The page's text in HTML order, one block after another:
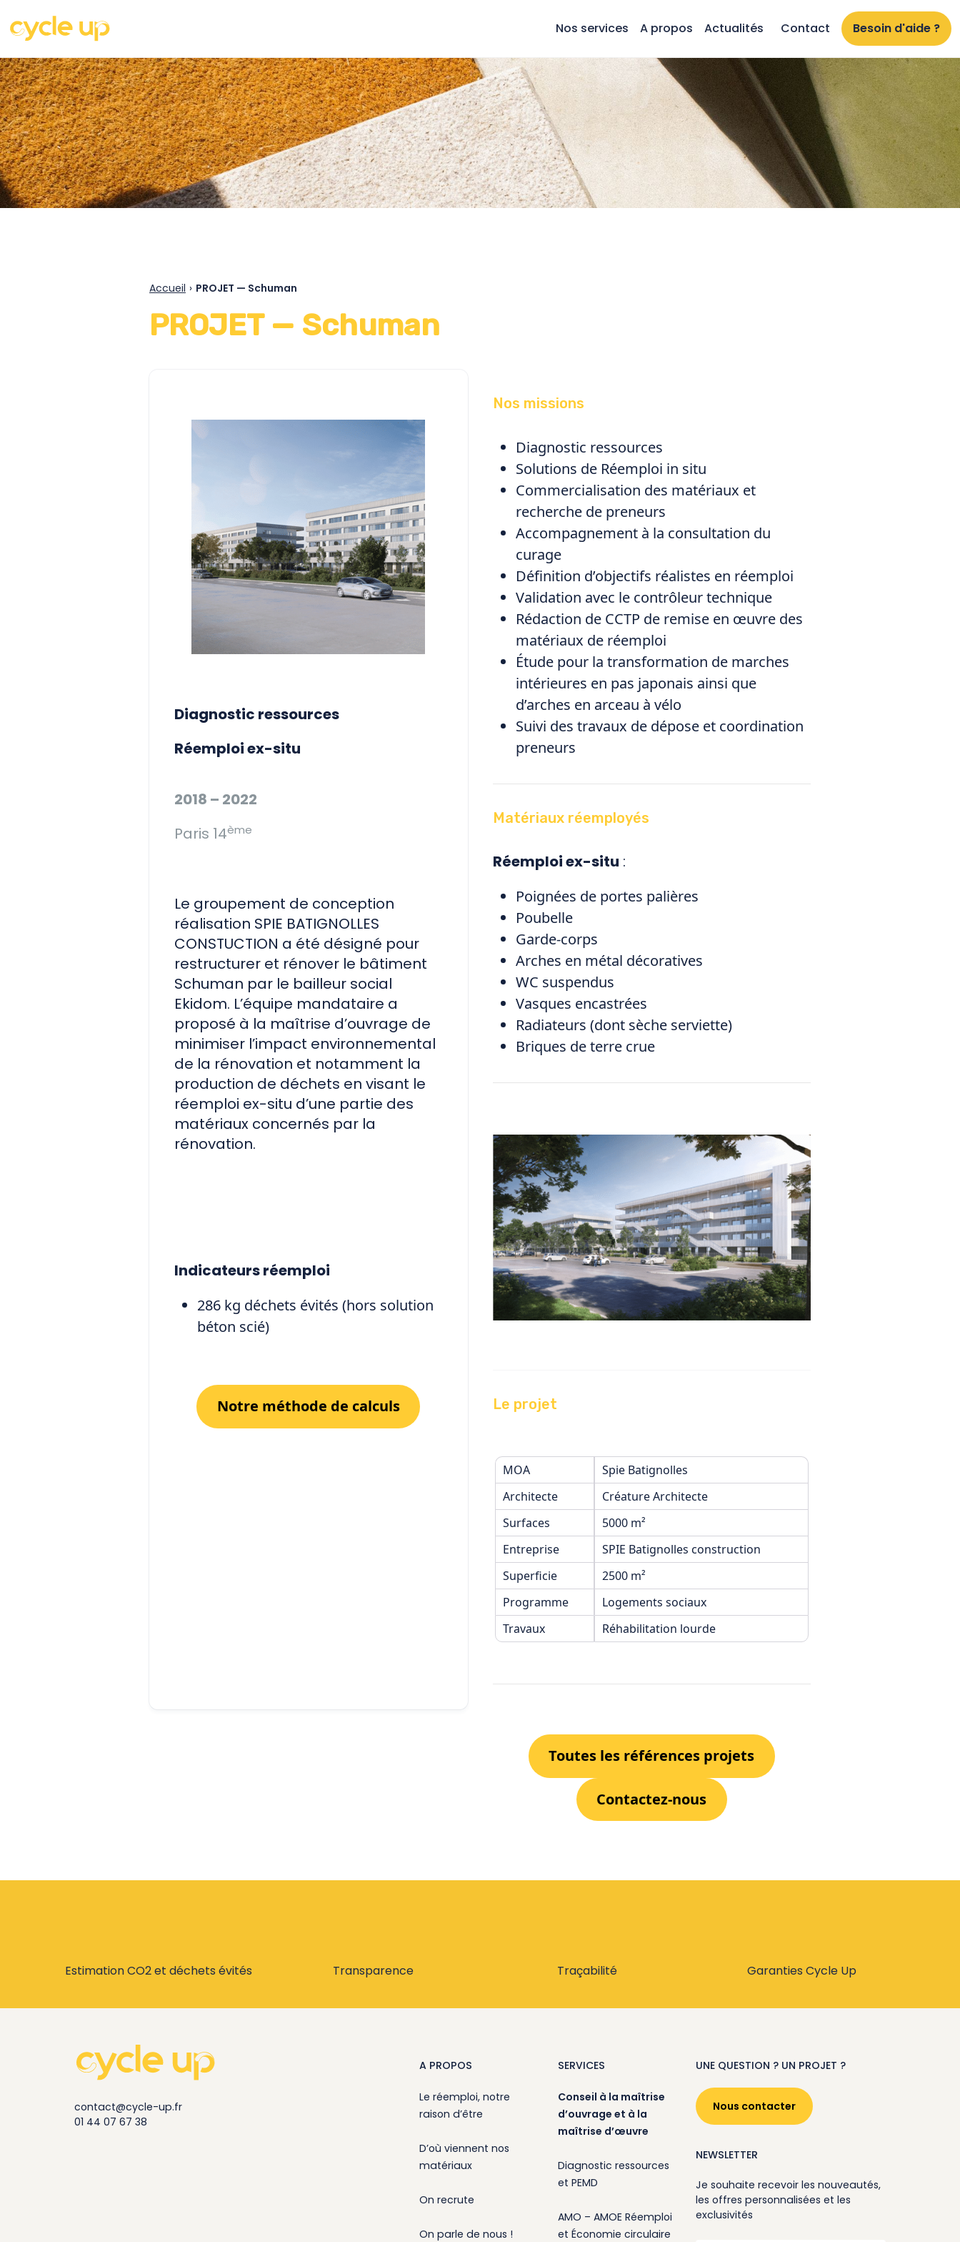
Nos services A propos Actualités Contact Besoin d'aide ?
Accueil › PROJET — Schuman
PROJET — Schuman
Diagnostic ressources
Réemploi ex-situ
2018 – 2022
Paris 14ème
Le groupement de conception
réalisation SPIE BATIGNOLLES
CONSTUCTION a été désigné pour
restructurer et rénover le bâtiment
Schuman par le bailleur social
Ekidom. L’équipe mandataire a
proposé à la maîtrise d’ouvrage de
minimiser l’impact environnemental
de la rénovation et notamment la
production de déchets en visant le
réemploi ex-situ d’une partie des
matériaux concernés par la
rénovation.
Indicateurs réemploi
286 kg déchets évités (hors solution
béton scié)
Notre méthode de calculs
Nos missions
Diagnostic ressources
Solutions de Réemploi in situ
Commercialisation des matériaux et
recherche de preneurs
Accompagnement à la consultation du
curage
Définition d’objectifs réalistes en réemploi
Validation avec le contrôleur technique
Rédaction de CCTP de remise en œuvre des
matériaux de réemploi
Étude pour la transformation de marches
intérieures en pas japonais ainsi que
d’arches en arceau à vélo
Suivi des travaux de dépose et coordination
preneurs
Matériaux réemployés
Réemploi ex-situ :
Poignées de portes palières
Poubelle
Garde-corps
Arches en métal décoratives
WC suspendus
Vasques encastrées
Radiateurs (dont sèche serviette)
Briques de terre crue
Le projet
MOA
Spie Batignolles
Architecte
Créature Architecte
Surfaces
5000 m²
Entreprise
SPIE Batignolles construction
Superficie
2500 m²
Programme
Logements sociaux
Travaux
Réhabilitation lourde
Toutes les références projets
Contactez-nous
Estimation CO2 et déchets évités Transparence Traçabilité Garanties Cycle Up
contact@cycle-up.fr
01 44 07 67 38
A PROPOS
Le réemploi, notre
raison d’être
D’où viennent nos
matériaux
On recrute
On parle de nous !
SERVICES
Conseil à la maîtrise
d’ouvrage et à la
maîtrise d’œuvre
Diagnostic ressources
et PEMD
AMO – AMOE Réemploi
et Économie circulaire
UNE QUESTION ? UN PROJET ?
Nous contacter
NEWSLETTER
Je souhaite recevoir les nouveautés,
les offres personnalisées et les
exclusivités